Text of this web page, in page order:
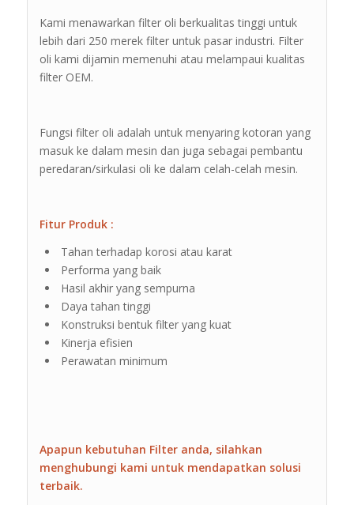
Kami menawarkan filter oli berkualitas tinggi untuk
lebih dari 250 merek filter untuk pasar industri. Filter
oli kami dijamin memenuhi atau melampaui kualitas
filter OEM.
Fungsi filter oli adalah untuk menyaring kotoran yang
masuk ke dalam mesin dan juga sebagai pembantu
peredaran/sirkulasi oli ke dalam celah-celah mesin.
Fitur Produk :
Tahan terhadap korosi atau karat
Performa yang baik
Hasil akhir yang sempurna
Daya tahan tinggi
Konstruksi bentuk filter yang kuat
Kinerja efisien
Perawatan minimum
Apapun kebutuhan Filter anda, silahkan
menghubungi kami untuk mendapatkan solusi
terbaik.